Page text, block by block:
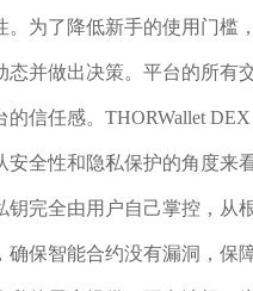
。为了降低新手的使用门槛
态并做出决策。平台的所有
的信任感。THORWallet
安全性和隐私保护的角度来
钥完全由用户自己掌控，从
确保智能合约没有漏洞，保